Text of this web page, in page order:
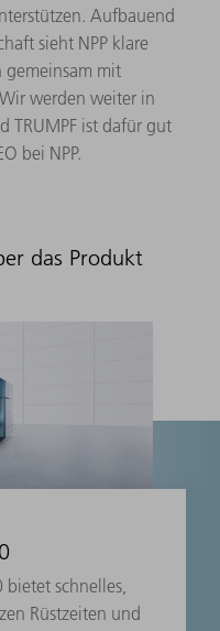
Aufbauend
sieht NPP klare
gemeinsam mit
werden weiter in
TRUMPF ist dafür gut
bei NPP.
das Produkt
bietet schnelles,
Rüstzeiten und